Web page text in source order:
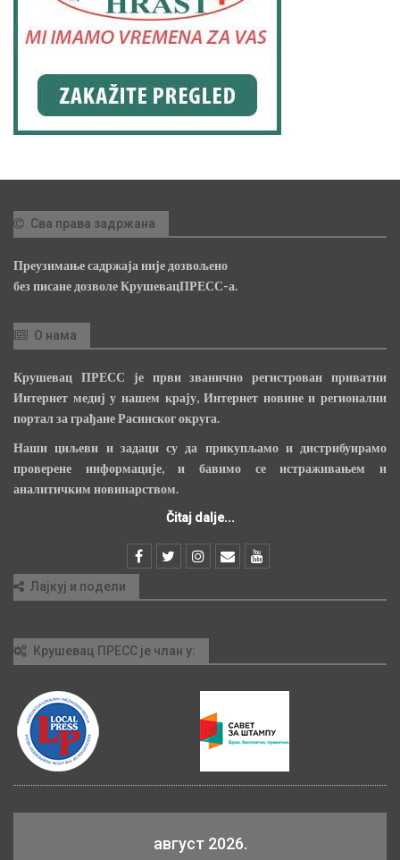
Сва права задржана
Преузимање садржаја није дозвољено
без писане дозволе КрушевацПРЕСС-а.
О нама
Крушевац ПРЕСС је први званично регистрован приватни
Интернет медиј у нашем крају, Интернет новине и регионални
портал за грађане Расинског округа.
Наши циљеви и задаци су да прикупљамо и дистрибуирамо
проверене информације, и бавимо се истраживањем и
аналитичким новинарством.
Čitaj dalje...
Лајкуј и подели
Крушевац ПРЕСС је члан у:
август 2026.